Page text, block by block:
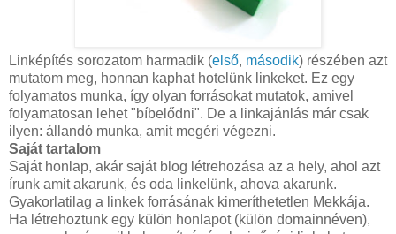
Linképítés sorozatom harmadik (első, második) részében azt
mutatom meg, honnan kaphat hotelünk linkeket. Ez egy
folyamatos munka, így olyan forrásokat mutatok, amivel
folyamatosan lehet "bíbelődni". De a linkajánlás már csak
ilyen: állandó munka, amit megéri végezni.
Saját tartalom
Saját honlap, akár saját blog létrehozása az a hely, ahol azt
írunk amit akarunk, és oda linkelünk, ahova akarunk.
Gyakorlatilag a linkek forrásának kimeríthetetlen Mekkája.
Ha létrehoztunk egy külön honlapot (külön domainnéven),